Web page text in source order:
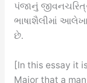
પંજાનું
ભાષાશૈલીમાં
છે.
[In this essay it
Major that a